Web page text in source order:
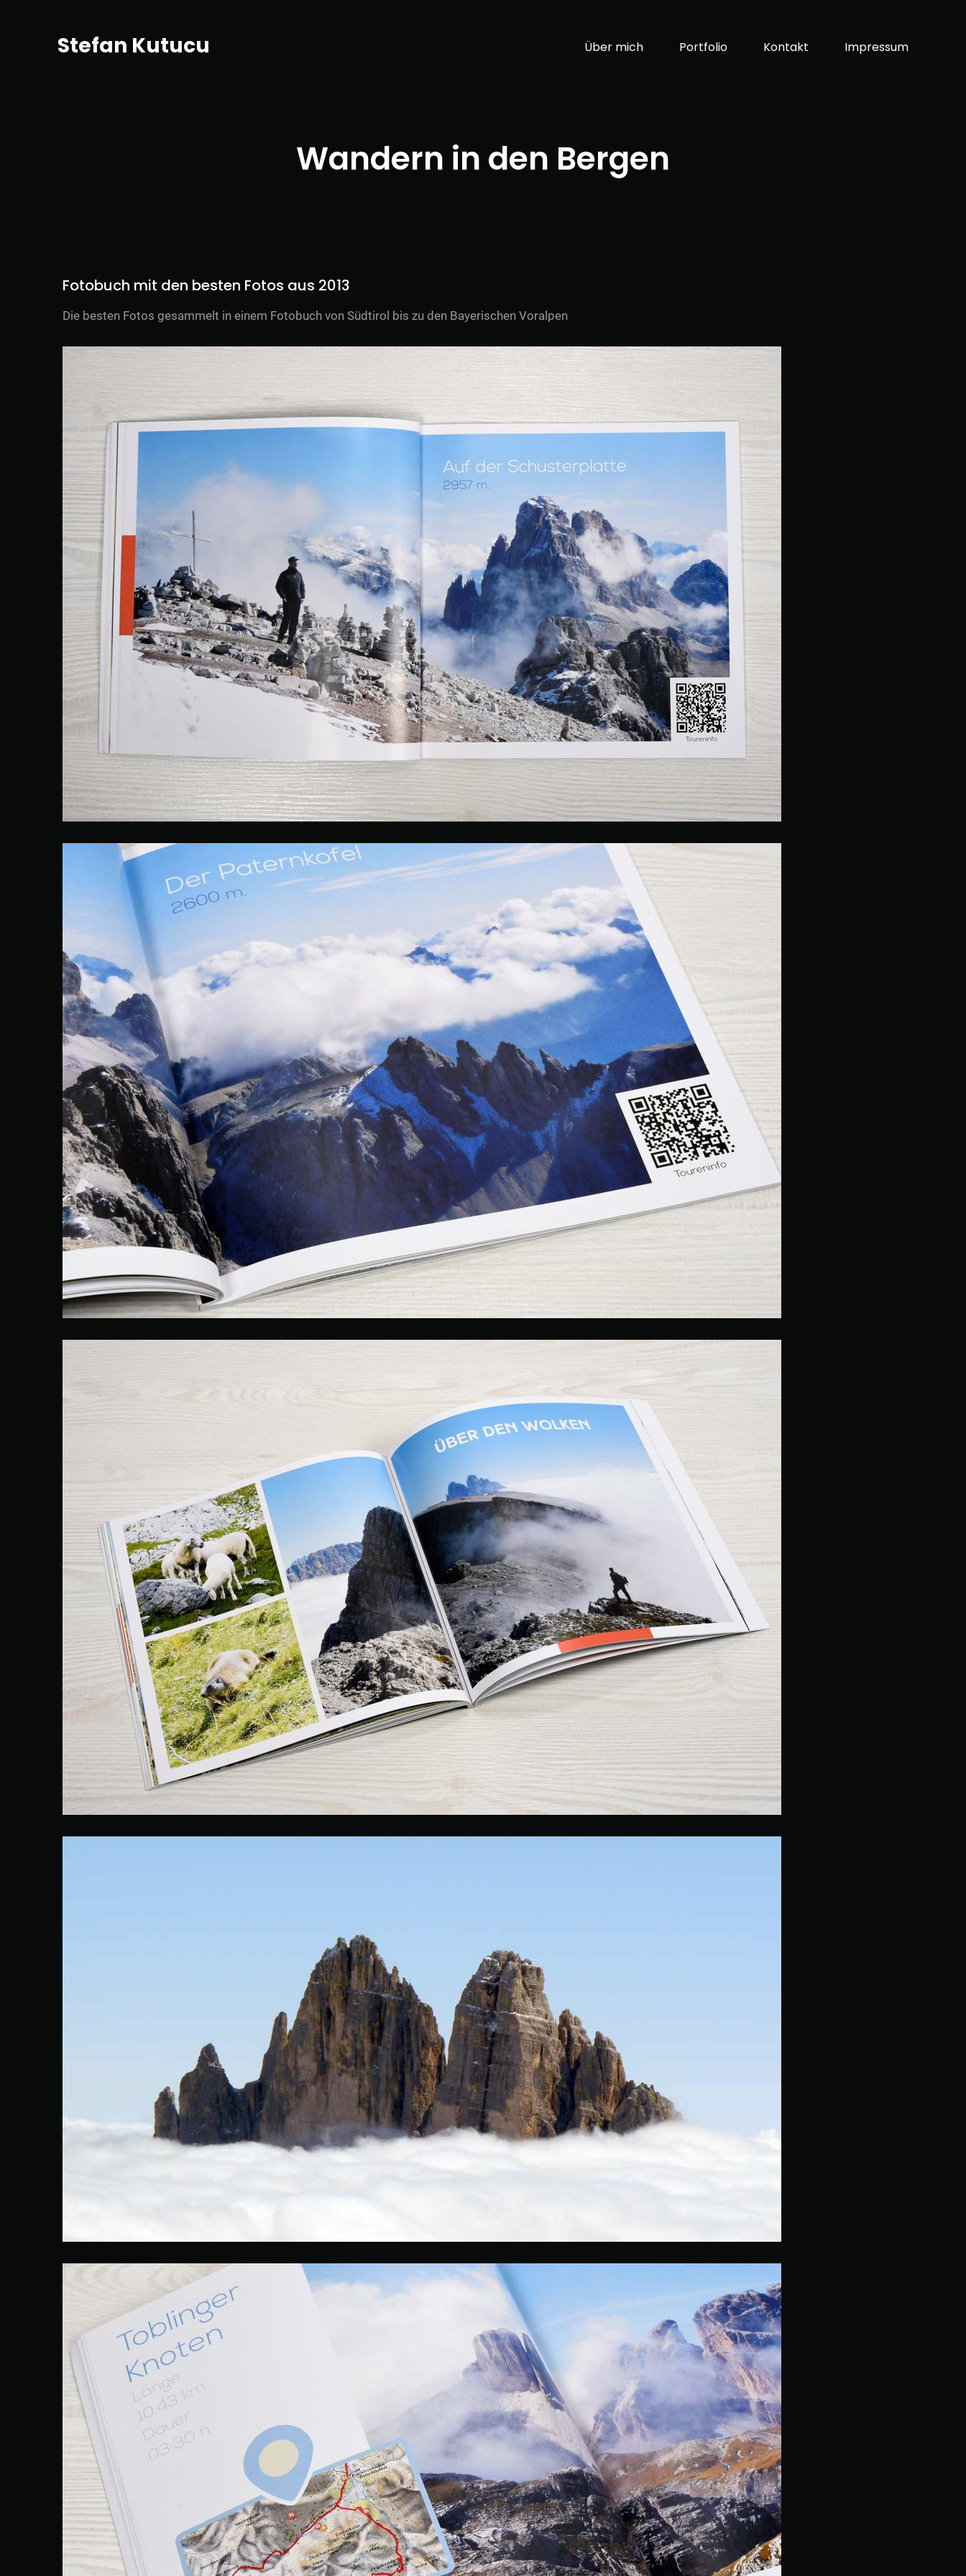
Stefan Kutucu Über mich Portfolio Kontakt Impressum
Wandern in den Bergen
Fotobuch mit den besten Fotos aus 2013
Die besten Fotos gesammelt in einem Fotobuch von Südtirol bis zu den Bayerischen Voralpen